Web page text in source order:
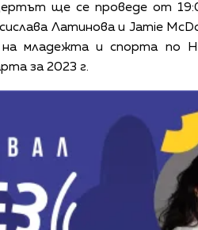
ще се проведе от
Латинова и Jamie
младежта и спорта по
за 2023 г.